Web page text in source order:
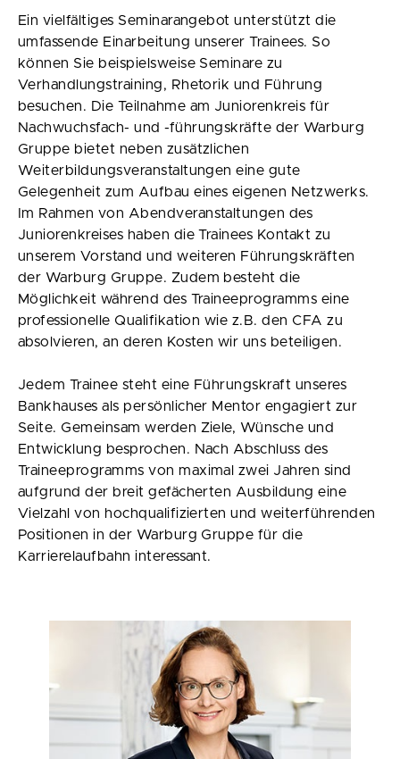
Ein vielfältiges Seminarangebot unterstützt die
umfassende Einarbeitung unserer Trainees. So
können Sie beispielsweise Seminare zu
Verhandlungstraining, Rhetorik und Führung
besuchen. Die Teilnahme am Juniorenkreis für
Nachwuchsfach- und -führungskräfte der Warburg
Gruppe bietet neben zusätzlichen
Weiterbildungsveranstaltungen eine gute
Gelegenheit zum Aufbau eines eigenen Netzwerks.
Im Rahmen von Abendveranstaltungen des
Juniorenkreises haben die Trainees Kontakt zu
unserem Vorstand und weiteren Führungskräften
der Warburg Gruppe. Zudem besteht die
Möglichkeit während des Traineeprogramms eine
professionelle Qualifikation wie z.B. den CFA zu
absolvieren, an deren Kosten wir uns beteiligen.
Jedem Trainee steht eine Führungskraft unseres
Bankhauses als persönlicher Mentor engagiert zur
Seite. Gemeinsam werden Ziele, Wünsche und
Entwicklung besprochen. Nach Abschluss des
Traineeprogramms von maximal zwei Jahren sind
aufgrund der breit gefächerten Ausbildung eine
Vielzahl von hochqualifizierten und weiterführenden
Positionen in der Warburg Gruppe für die
Karrierelaufbahn interessant.